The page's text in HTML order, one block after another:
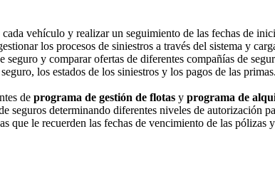
vehículo y realizar un seguimiento de las fechas de
los procesos de siniestros a través del sistema y
seguro y comparar ofertas de diferentes compañías de
los estados de los siniestros y los pagos de las
de programa de gestión de flotas y programa de
seguros determinando diferentes niveles de autorización
que le recuerden las fechas de vencimiento de las pólizas